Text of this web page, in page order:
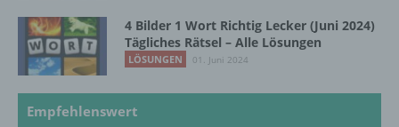
4 Bilder 1 Wort Richtig Lecker (Juni 2024)
Tägliches Rätsel – Alle Lösungen
LÖSUNGEN 01. Juni 2024
Empfehlenswert
g) Verantwortlicher oder für die Verarbeitung